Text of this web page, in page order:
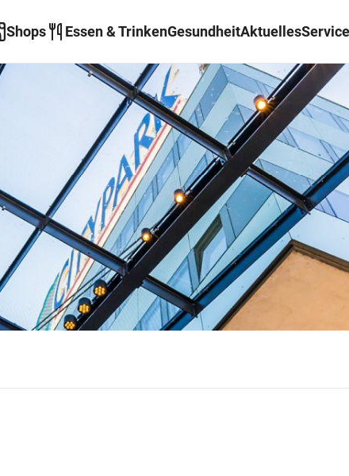
Shops Essen & TrinkenGesundheitAktuellesService
Suche schließenMontag
Freitag